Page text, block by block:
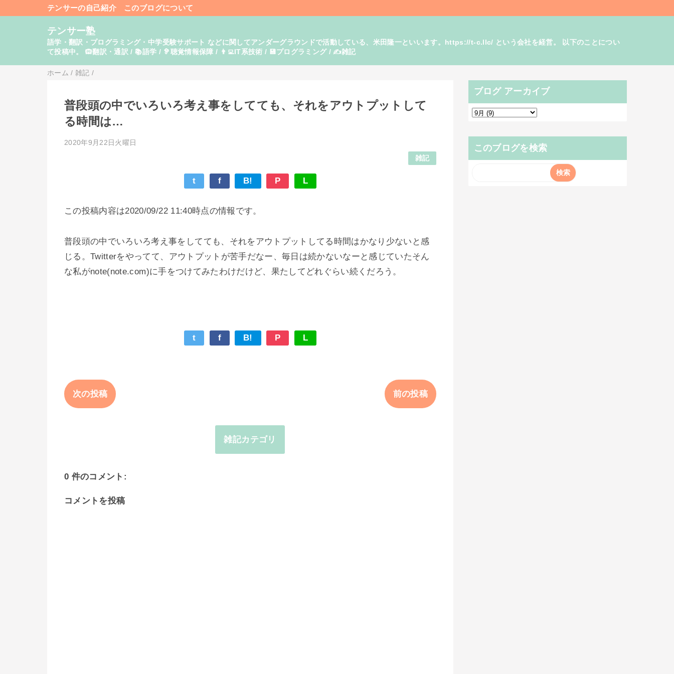
テンサーの自己紹介 このブログについて
テンサー塾
語学・翻訳・プログラミング・中学受験サポート などに関してアンダーグラウンドで活動している、米田隆一といいます。https://t-c.llc/ という会社を経営。 以下のことについ
て投稿中。 🙉翻訳・通訳 / 📚語学 / 🦻聴覚情報保障 / 👨‍💻IT系技術 / 💾プログラミング / ✍️雑記
ホーム /雑記 /
普段頭の中でいろいろ考え事をしてても、それをアウトプットして
る時間は…
2020年9月22日火曜日
雑記
t f B! P L
この投稿内容は2020/09/22 11:40時点の情報です。
普段頭の中でいろいろ考え事をしてても、それをアウトプットしてる時間はかなり少ないと感
じる。Twitterをやってて、アウトプットが苦手だなー、毎日は続かないなーと感じていたそん
な私がnote(note.com)に手をつけてみたわけだけど、果たしてどれぐらい続くだろう。
t f B! P L
次の投稿 前の投稿
雑記カテゴリ
0 件のコメント:
コメントを投稿
ブログ アーカイブ
このブログを検索